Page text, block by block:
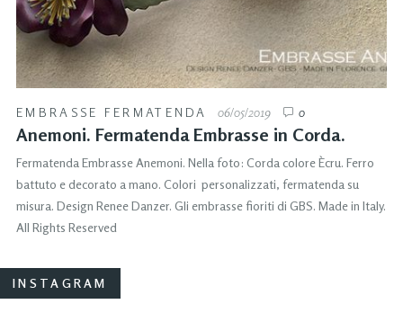
EMBRASSE FERMATENDA 06/05/2019 0
Anemoni. Fermatenda Embrasse in Corda.
Fermatenda Embrasse Anemoni. Nella foto: Corda colore Ècru. Ferro
battuto e decorato a mano. Colori personalizzati, fermatenda su
misura. Design Renee Danzer. Gli embrasse fioriti di GBS. Made in Italy.
All Rights Reserved
INSTAGRAM